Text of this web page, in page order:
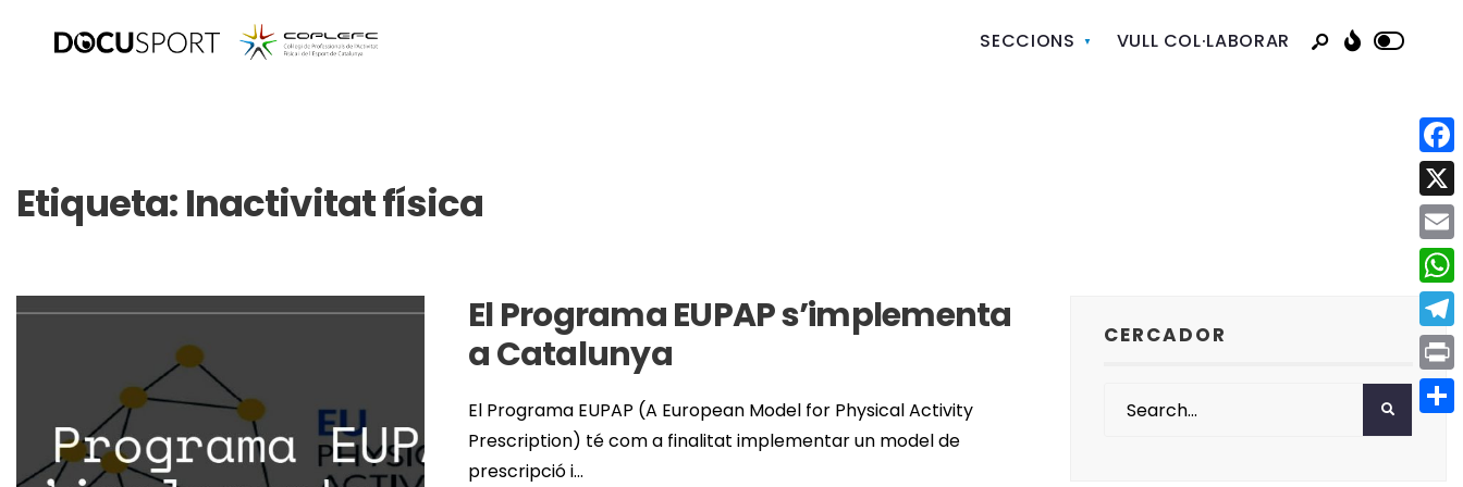
SECCIONS VULL COL·LABORAR
Etiqueta:Inactivitat física
El Programa EUPAP s’implementa
a Catalunya
El Programa EUPAP (A European Model for Physical Activity
Prescription) té com a finalitat implementar un model de
prescripció i...
CERCADOR
X
Print